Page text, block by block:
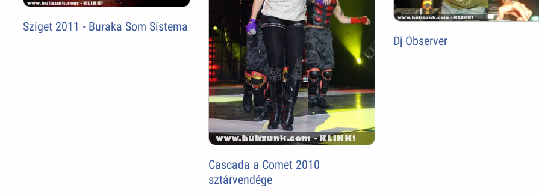
Sziget 2011 - Buraka Som Sistema
Cascada a Comet 2010
sztárvendége
Dj Observer